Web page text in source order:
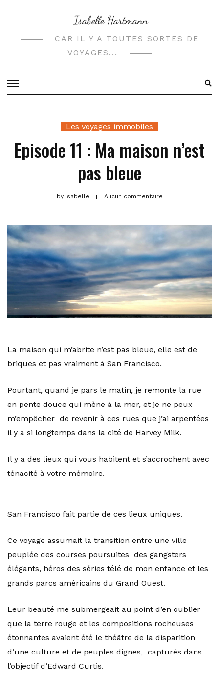
CAR IL Y A TOUTES SORTES DE
VOYAGES...
Les voyages immobiles
Episode 11 : Ma maison n’est
pas bleue
byIsabelle Aucun commentaire
La maison qui m’abrite n’est pas bleue, elle est de
briques et pas vraiment à San Francisco.
Pourtant, quand je pars le matin, je remonte la rue
en pente douce qui mène à la mer, et je ne peux
m’empêcher de revenir à ces rues que j’ai arpentées
il y a si longtemps dans la cité de Harvey Milk.
Il y a des lieux qui vous habitent et s’accrochent avec
ténacité à votre mémoire.
San Francisco fait partie de ces lieux uniques.
Ce voyage assumait la transition entre une ville
peuplée des courses poursuites des gangsters
élégants, héros des séries télé de mon enfance et les
grands parcs américains du Grand Ouest.
Leur beauté me submergeait au point d’en oublier
que la terre rouge et les compositions rocheuses
étonnantes avaient été le théâtre de la disparition
d’une culture et de peuples dignes, capturés dans
l’objectif d’Edward Curtis.